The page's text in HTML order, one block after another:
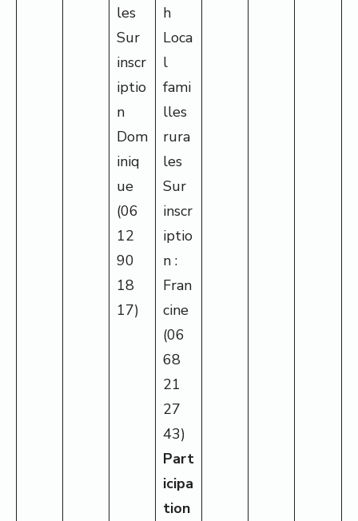
les
Sur
inscr
iptio
n
Dom
iniq
ue
(06
12
90
18
17)
h
Loca
l
fami
lles
rura
les
Sur
inscr
iptio
n :
Fran
cine
(06
68
21
27
43)
Part
icipa
tion